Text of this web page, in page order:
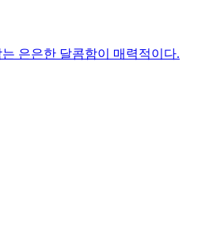
은은한 달콤함이 매력적이다.